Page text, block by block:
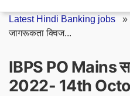
Latest Hindi Banking jobs »
जागरूकता क्विज...
IBPS PO Mains
2022- 14th